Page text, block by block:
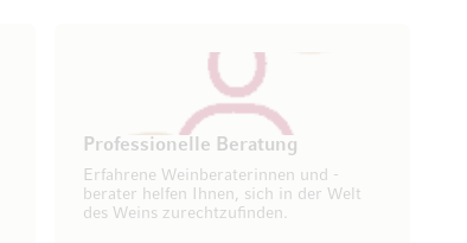
Professionelle Beratung
Erfahrene Weinberaterinnen und -
berater helfen Ihnen, sich in der Welt
des Weins zurechtzufinden.